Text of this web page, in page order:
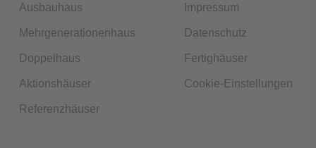
Ausbauhaus
Mehrgenerationenhaus
Doppelhaus
Aktionshäuser
Referenzhäuser
Impressum
Datenschutz
Fertighäuser
Cookie-Einstellungen